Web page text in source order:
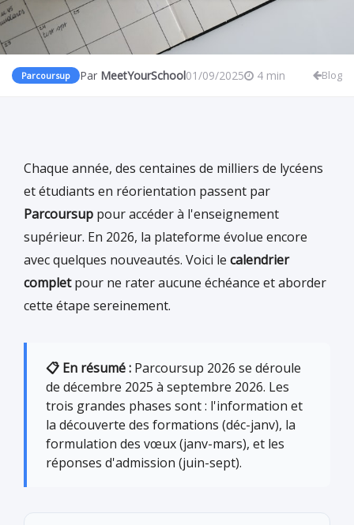
Parcoursup Par MeetYourSchool01/09/2025 4 min Blog
Chaque année, des centaines de milliers de lycéens
et étudiants en réorientation passent par
Parcoursup pour accéder à l'enseignement
supérieur. En 2026, la plateforme évolue encore
avec quelques nouveautés. Voici le calendrier
completpour ne rater aucune échéance et aborder
cette étape sereinement.
📋 En résumé : Parcoursup 2026 se déroule
de décembre 2025 à septembre 2026. Les
trois grandes phases sont : l'information et
la découverte des formations (déc-janv), la
formulation des vœux (janv-mars), et les
réponses d'admission (juin-sept).